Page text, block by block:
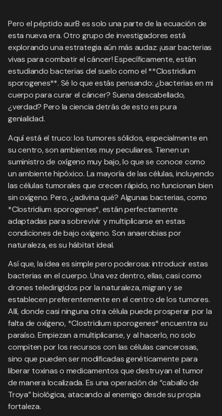
Pero el péptido aurB es solo una parte de la ecuación de
esta nueva era. Otro grupo de investigadores está
explorando una estrategia aún más audaz: ¡usar bacterias
vivas para combatir el cáncer! Específicamente, están
estudiando bacterias del suelo como el **Clostridium
sporogenes**. Sé lo que estás pensando: ¿bacterias en mi
cuerpo para curar el cáncer? Suena descabellado,
¿verdad? Pero la ciencia detrás de esto es pura
genialidad.
Aquí está el truco: los tumores sólidos, especialmente en
su centro, son ambientes muy peculiares. Tienen un
suministro de oxígeno muy bajo, lo que se conoce como
un ambiente hipóxico. La mayoría de las células, incluyendo
las células tumorales que crecen rápido, no funcionan bien
sin oxígeno. Pero, ¿adivina qué? Algunas bacterias, como
*Clostridium sporogenes*, están perfectamente
adaptadas para sobrevivir y multiplicarse en estas
condiciones de bajo oxígeno. Son anaerobias por
naturaleza, es su hábitat ideal.
Así que, la idea es simple pero poderosa: introducir estas
bacterias en el cuerpo. Una vez dentro, ellas, casi como
drones teledirigidos por la naturaleza, migran y se
establecen preferentemente en el centro de los tumores.
Allí, donde casi ninguna otra célula puede prosperar por la
falta de oxígeno, *Clostridium sporogenes* encuentra su
paraíso. Empiezan a multiplicarse, y al hacerlo, no solo
compiten por los recursos con las células cancerosas,
sino que pueden ser modificadas genéticamente para
liberar toxinas o medicamentos que destruyan el tumor
de manera localizada. Es una operación de “caballo de
Troya” biológica, atacando al enemigo desde su propia
fortaleza.